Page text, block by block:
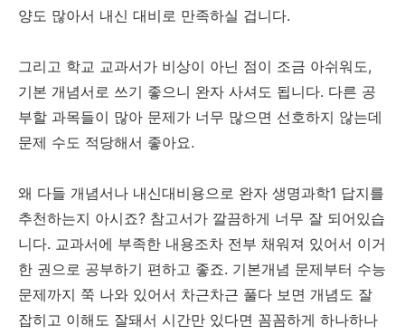
양도 많아서 내신 대비로 만족하실 겁니다.
그리고 학교 교과서가 비상이 아닌 점이 조금 아쉬워도,
기본 개념서로 쓰기 좋으니 완자 사셔도 됩니다. 다른 공
부할 과목들이 많아 문제가 너무 많으면 선호하지 않는데
문제 수도 적당해서 좋아요.
왜 다들 개념서나 내신대비용으로 완자 생명과학1 답지를
추천하는지 아시죠? 참고서가 깔끔하게 너무 잘 되어있습
니다. 교과서에 부족한 내용조차 전부 채워져 있어서 이거
한 권으로 공부하기 편하고 좋죠. 기본개념 문제부터 수능
문제까지 쭉 나와 있어서 차근차근 풀다 보면 개념도 잘
잡히고 이해도 잘돼서 시간만 있다면 꼼꼼하게 하나하나